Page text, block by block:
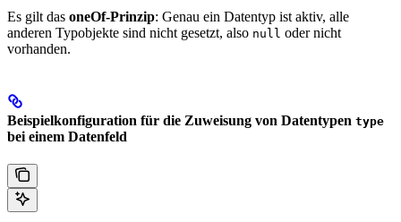
Es gilt das oneOf-Prinzip: Genau ein Datentyp ist aktiv, alle
anderen Typobjekte sind nicht gesetzt, also null oder nicht
vorhanden.
Beispielkonfiguration für die Zuweisung von Datentypen type
bei einem Datenfeld